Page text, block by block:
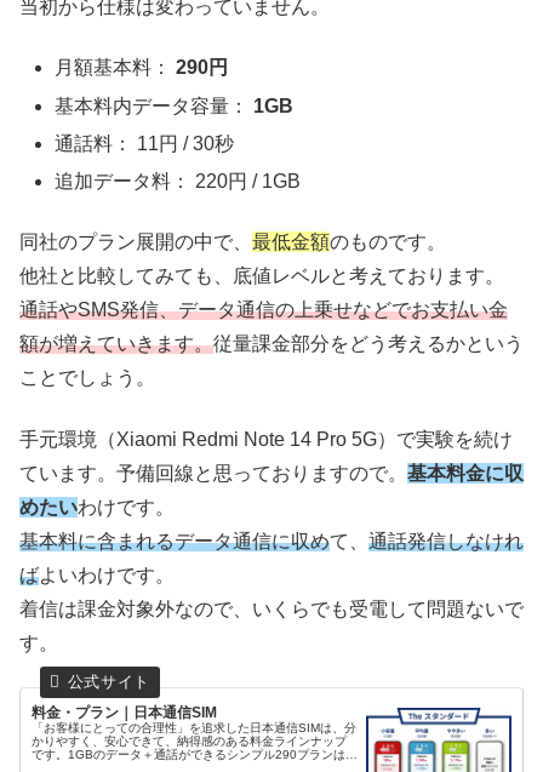
当初から仕様は変わっていません。
月額基本料：290円
基本料内データ容量： 1GB
通話料： 11円 / 30秒
追加データ料： 220円 / 1GB
同社のプラン展開の中で、 最低金額のものです。
他社と比較してみても、底値レベルと考えております。
通話やSMS発信、データ通信の上乗せなどでお支払い金
額が増えていきます。従量課金部分をどう考えるかという
ことでしょう。
手元環境（Xiaomi Redmi Note 14 Pro 5G）で実験を続け
ています。予備回線と思っておりますので。 基本料金に収
めたいわけです。
基本料に含まれるデータ通信に収めて、 通話発信しなけれ
ばよいわけです。
着信は課金対象外なので、いくらでも受電して問題ないで
す。
料金・プラン｜日本通信SIM
「お客様にとっての合理性」を追求した日本通信SIMは、分
かりやすく、安心できて、納得感のある料金ラインナップ
です。1GBのデータ＋通話ができるシンプル290プランは月